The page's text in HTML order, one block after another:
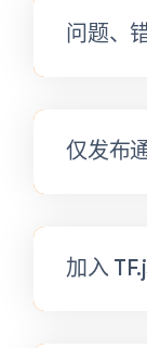
问题、
仅发布
加入